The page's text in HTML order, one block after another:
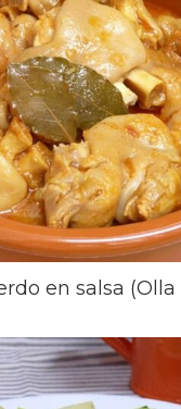
en salsa (Olla